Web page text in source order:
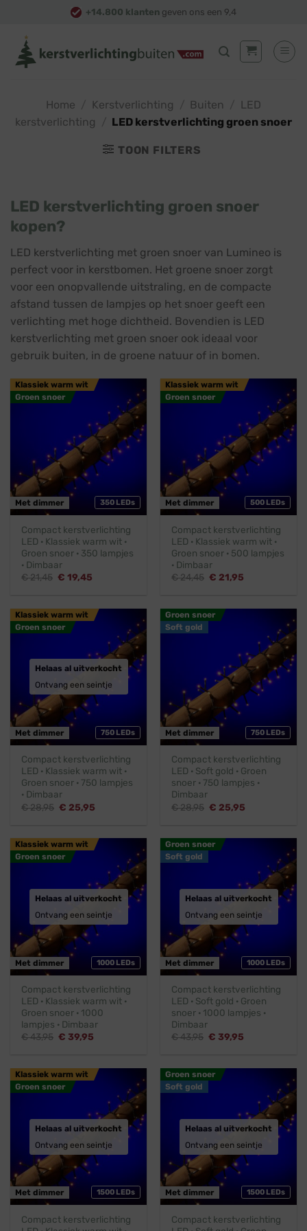
content
+14.800 klanten geven ons een 9,4
Home Kerstverlichting Buiten
LED
kerstverlichting
LED kerstverlichting groen snoer
TOON FILTERS
LED kerstverlichting groen snoer
kopen?
LED kerstverlichting met groen snoer van Lumineo is
perfect voor in kerstbomen. Het groene snoer zorgt
voor een onopvallende uitstraling, en de compacte
afstand tussen de lampjes op het snoer geeft een
verlichting met hoge dichtheid. Bovendien is LED
kerstverlichting met groen snoer ook ideaal voor
gebruik buiten, in de groene natuur of in bomen.
350 LEDs
Klassiek warm wit
Groen snoer
Met dimmer
Compact kerstverlichting
LED · Klassiek warm wit ·
Groen snoer · 350 lampjes
· Dimbaar
€21,45 Oorspronkelijke
€ 19,45
500 LEDs
Klassiek warm wit
Groen snoer
Met dimmer
Compact kerstverlichting
LED · Klassiek warm wit ·
Groen snoer · 500 lampjes
· Dimbaar
€24,45 Oorspronkelijke
€ 21,95
750 LEDs
Klassiek warm wit
Groen snoer
Met dimmer
Helaas al uitverkocht
Ontvang een seintje
Compact kerstverlichting
LED · Klassiek warm wit ·
Groen snoer · 750 lampjes
· Dimbaar
€28,95 Oorspronkelijke
€ 25,95
750 LEDs
Groen snoer
Soft gold
Met dimmer
Compact kerstverlichting
LED · Soft gold · Groen
snoer · 750 lampjes ·
Dimbaar
€28,95 Oorspronkelijke
€ 25,95
1000 LEDs
Klassiek warm wit
Groen snoer
Met dimmer
Helaas al uitverkocht
Ontvang een seintje
Compact kerstverlichting
LED · Klassiek warm wit ·
Groen snoer · 1000
lampjes · Dimbaar
€43,95 Oorspronkelijke
€ 39,95
1000 LEDs
Groen snoer
Soft gold
Met dimmer
Helaas al uitverkocht
Ontvang een seintje
Compact kerstverlichting
LED · Soft gold · Groen
snoer · 1000 lampjes ·
Dimbaar
€43,95 Oorspronkelijke
€ 39,95
1500 LEDs
Klassiek warm wit
Groen snoer
Met dimmer
Helaas al uitverkocht
Ontvang een seintje
Compact kerstverlichting
1500 LEDs
Groen snoer
Soft gold
Met dimmer
Helaas al uitverkocht
Ontvang een seintje
Compact kerstverlichting